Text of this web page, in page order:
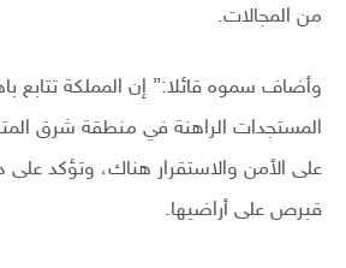
من المجالات.
وأضاف سموه قائلا:” إن المملكة تتابع
المستجدات الراهنة في منطقة شرق
على الأمن والاستقرار هناك، وتؤكد على
قبرص على أراضيها.